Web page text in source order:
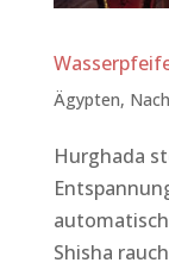
Ägypten,
Hurghada
Shisha